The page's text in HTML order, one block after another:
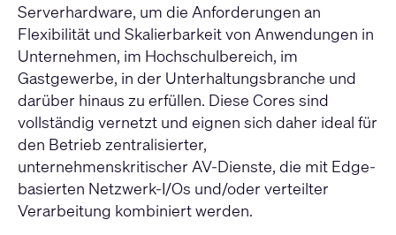
Serverhardware, um die Anforderungen an
Flexibilität und Skalierbarkeit von Anwendungen in
Unternehmen, im Hochschulbereich, im
Gastgewerbe, in der Unterhaltungsbranche und
darüber hinaus zu erfüllen. Diese Cores sind
vollständig vernetzt und eignen sich daher ideal für
den Betrieb zentralisierter,
unternehmenskritischer AV-Dienste, die mit Edge-
basierten Netzwerk-I/Os und/oder verteilter
Verarbeitung kombiniert werden.